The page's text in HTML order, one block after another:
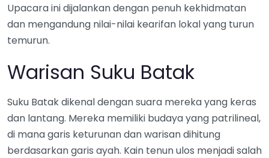
Upacara ini dijalankan dengan penuh kekhidmatan
dan mengandung nilai-nilai kearifan lokal yang turun
temurun.
Warisan Suku Batak
Suku Batak dikenal dengan suara mereka yang keras
dan lantang. Mereka memiliki budaya yang patrilineal,
di mana garis keturunan dan warisan dihitung
berdasarkan garis ayah. Kain tenun ulos menjadi salah